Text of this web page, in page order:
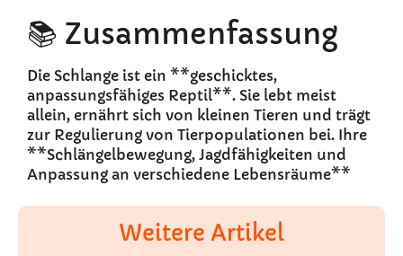
📚 Zusammenfassung
Die Schlange ist ein **geschicktes,
anpassungsfähiges Reptil**. Sie lebt meist
allein, ernährt sich von kleinen Tieren und trägt
zur Regulierung von Tierpopulationen bei. Ihre
**Schlängelbewegung, Jagdfähigkeiten und
Anpassung an verschiedene Lebensräume**
Weitere Artikel